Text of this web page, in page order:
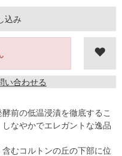
込み
い合わせる
前の低温浸漬を徹底するこ
なやかでエレガントな逸品
むコルトンの丘の下部に位